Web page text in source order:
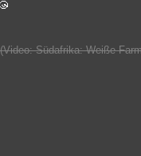
Südafrika: Weiße